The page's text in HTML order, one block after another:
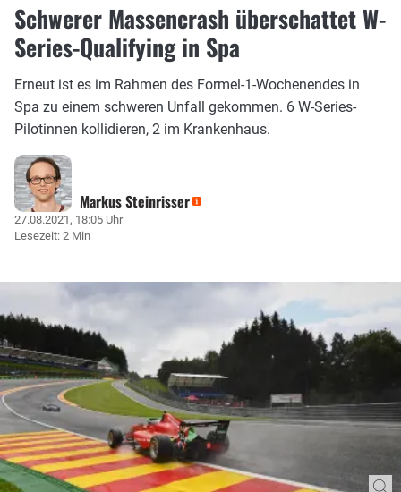
Schwerer Massencrash überschattet W-
Series-Qualifying in Spa
Erneut ist es im Rahmen des Formel-1-Wochenendes in
Spa zu einem schweren Unfall gekommen. 6 W-Series-
Pilotinnen kollidieren, 2 im Krankenhaus.
Markus Steinrisser
27.08.2021, 18:05 Uhr
Lesezeit: 2 Min